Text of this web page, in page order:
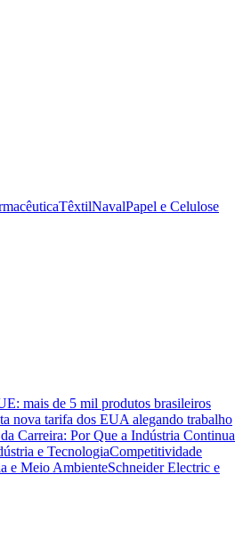
TêxtilNavalPapel e Celulose
mais de 5 mil produtos brasileiros
nova tarifa dos EUA alegando trabalho
Carreira: Por Que a Indústria Continua
e TecnologiaCompetitividade
e Meio AmbienteSchneider Electric e